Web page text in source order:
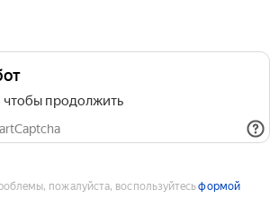
продолжить
пожалуйста, воспользуйтесьформой